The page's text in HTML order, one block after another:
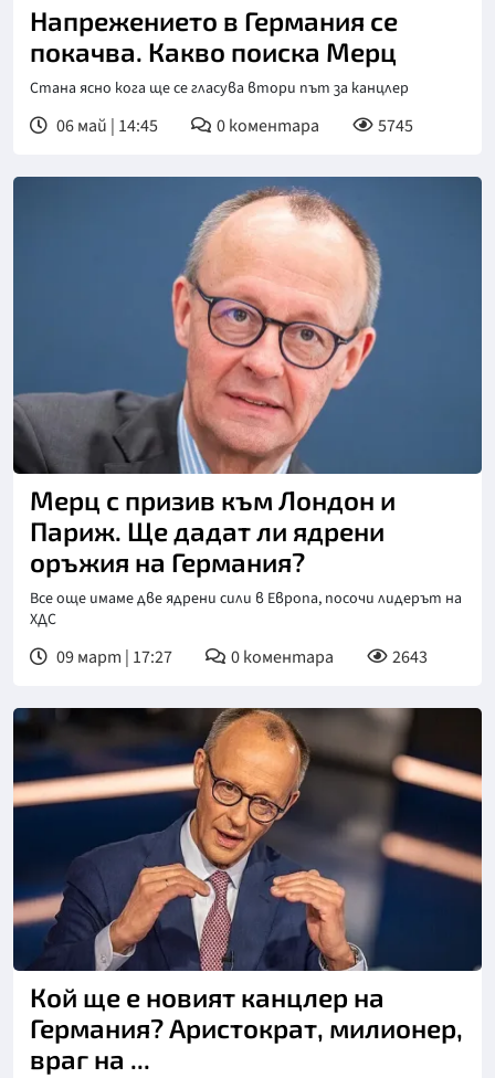
Напрежението в Германия се
покачва. Какво поиска Мерц
Стана ясно кога ще се гласува втори път за канцлер
06 май | 14:45 0коментара 5745
Снимка: ДПА
Мерц с призив към Лондон и
Париж. Ще дадат ли ядрени
оръжия на Германия?
Все още имаме две ядрени сили в Европа, посочи лидерът на
ХДС
09 март | 17:27 0коментара 2643
Кой ще е новият канцлер на
Германия? Аристократ, милионер,
враг на ...